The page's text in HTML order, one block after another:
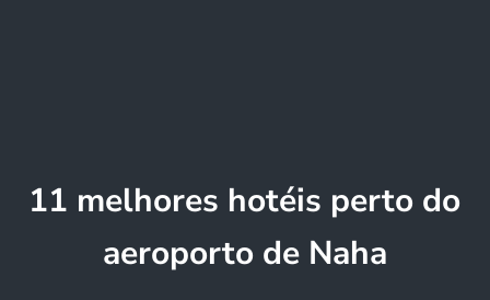
11 melhores hotéis perto do
aeroporto de Naha